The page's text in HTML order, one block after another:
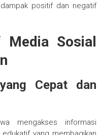
positif dan negatif
Media Sosial
Cepat dan
mengakses informasi